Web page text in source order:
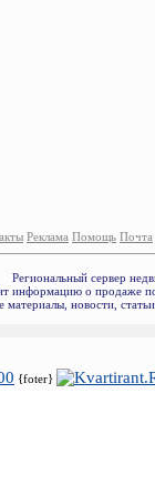
Реклама Помощь Почта
Региональный сервер
информацию о продаже
материалы, новости,
{foter}